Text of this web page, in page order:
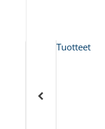
Tuotteet